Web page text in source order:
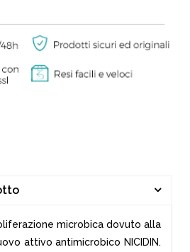
microbica dovuto alla
attivo antimicrobico NICIDIN.